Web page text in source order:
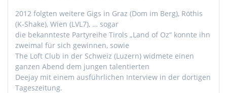
2012 folgten weitere Gigs in Graz (Dom im Berg), Röthis
(K-Shake), Wien (LVL7), … sogar
die bekannteste Partyreihe Tirols „Land of Oz“ konnte ihn
zweimal für sich gewinnen, sowie
The Loft Club in der Schweiz (Luzern) widmete einen
ganzen Abend dem jungen talentierten
Deejay mit einem ausführlichen Interview in der dortigen
Tageszeitung.